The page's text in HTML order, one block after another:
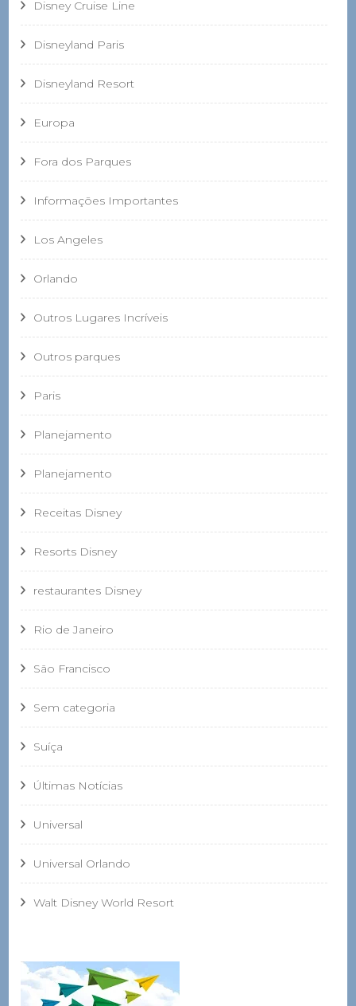
Disney Cruise Line
Disneyland Paris
Disneyland Resort
Europa
Fora dos Parques
Informações Importantes
Los Angeles
Orlando
Outros Lugares Incríveis
Outros parques
Paris
Planejamento
Planejamento
Receitas Disney
Resorts Disney
restaurantes Disney
Rio de Janeiro
São Francisco
Sem categoria
Suíça
Últimas Notícias
Universal
Universal Orlando
Walt Disney World Resort